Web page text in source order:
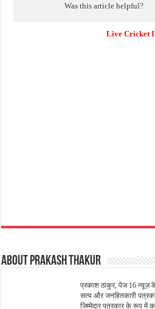
Was this article helpful?
Live Cricket
About Prakash Thakur
प्रकाश ठाकुर, पेज 16 न्यूज़ के
सत्य और जनहितकारी
जिम्मेदार पत्रकार के रूप में